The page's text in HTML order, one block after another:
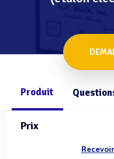
Produit
Prix